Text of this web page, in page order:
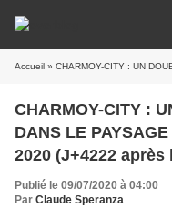
Accueil » CHARMOY-CITY : UN DOUBLON PATHÉTIQUE
CHARMOY-CITY :
DANS LE
2020 (J+4222
Publié le 09/07/2020 à 04:00
Par Claude Speranza